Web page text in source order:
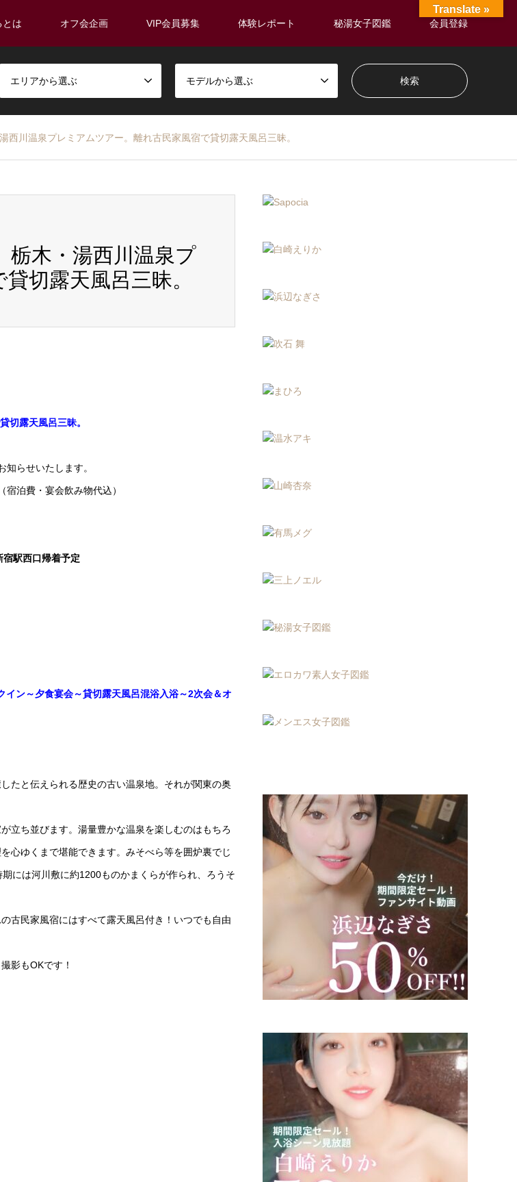
とは オフ会企画 VIP会員募集 体験レポート 秘湯女子図鑑 会員登録
エリアから選ぶ モデルから選ぶ
川温泉プレミアムツアー。離れ古民家風宿で貸切露天風呂三昧。
木・湯西川温泉プ
切露天風呂三昧。
露天風呂三昧。
らせいたします。
（宿泊費・宴会飲み物代込）
駅西口帰着予定
ン～夕食宴会～貸切露天風呂混浴入浴～2次会＆オ
たと伝えられる歴史の古い温泉地。それが関東の奥
立ち並びます。湯量豊かな温泉を楽しむのはもちろ
心ゆくまで堪能できます。みそべら等を囲炉裏でじ
には河川敷に約1200ものかまくらが作られ、ろうそ
古民家風宿にはすべて露天風呂付き！いつでも自由
影もOKです！
Translate »